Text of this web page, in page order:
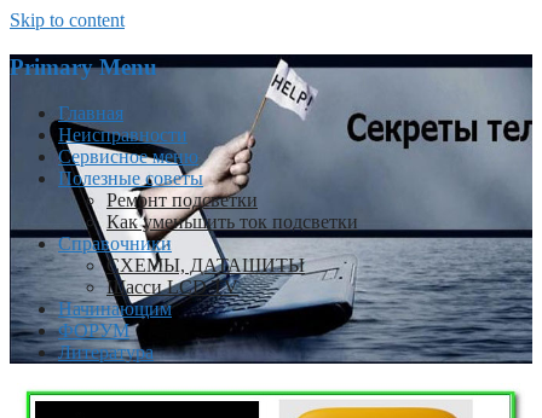
Skip to content
Primary Menu
Главная
Неисправности
Сервисное меню
Полезные советы
Ремонт подсветки
Как уменьшить ток подсветки
Справочники
СХЕМЫ, ДАТАШИТЫ
Шасси LCD TV
Начинающим
ФОРУМ
Литература